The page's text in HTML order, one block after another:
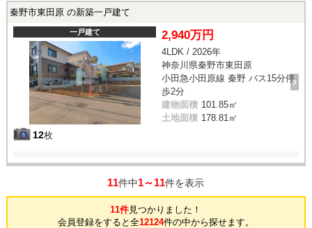
秦野市東田原 の新築一戸建て
一戸建て
12枚
2,940万円
4LDK / 2026年
神奈川県秦野市東田原
小田急小田原線 秦野 バス15分停
歩2分
建物面積 101.85㎡
土地面積 178.81㎡
11件中1～11件を表示
11件見つかりました！
会員登録をすると全12124件の中から探せます。